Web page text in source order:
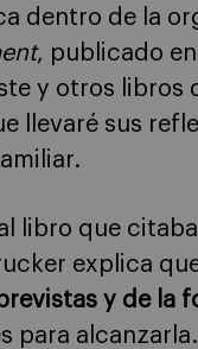
dentro de la
, publicado
y otros
llevaré sus
libro que
explica
y de la
para alcanzarla.